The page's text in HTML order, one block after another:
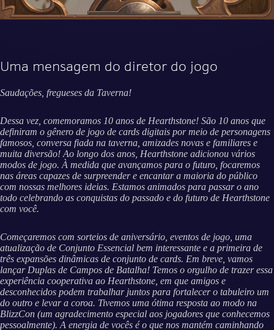
Uma mensagem do diretor do jogo
Saudações, fregueses da Taverna!
Dessa vez, comemoramos 10 anos de Hearthstone! São 10 anos que
definiram o gênero de jogo de cards digitais por meio de personagens
famosos, conversa fiada na taverna, amizades novas e familiares e
muita diversão! Ao longo dos anos, Hearthstone adicionou vários
modos de jogo. À medida que avançamos para o futuro, focaremos
nas áreas capazes de surpreender e encantar a maioria do público
com nossas melhores ideias. Estamos animados para passar o ano
todo celebrando as conquistas do passado e do futuro de Hearthstone
com você.
Começaremos com sorteios de aniversário, eventos de jogo, uma
atualização de Conjunto Essencial bem interessante e a primeira de
três expansões dinâmicas de conjunto de cards. Em breve, vamos
lançar Duplas de Campos de Batalha! Temos o orgulho de trazer essa
experiência cooperativa ao Hearthstone, em que amigos e
desconhecidos podem trabalhar juntos para fortalecer o tabuleiro um
do outro e levar a coroa. Tivemos uma ótima resposta ao modo na
BlizzCon (um agradecimento especial aos jogadores que conhecemos
pessoalmente). A energia de vocês é o que nos mantém caminhando